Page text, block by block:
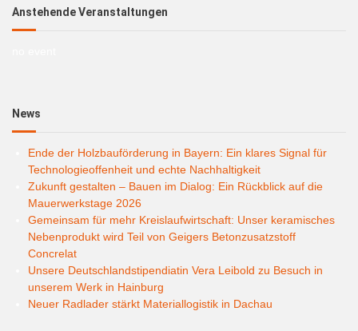
Anstehende Veranstaltungen
News
Ende der Holzbauförderung in Bayern: Ein klares Signal für
Technologieoffenheit und echte Nachhaltigkeit
Zukunft gestalten – Bauen im Dialog: Ein Rückblick auf die
Mauerwerkstage 2026
Gemeinsam für mehr Kreislaufwirtschaft: Unser keramisches
Nebenprodukt wird Teil von Geigers Betonzusatzstoff
Concrelat
Unsere Deutschlandstipendiatin Vera Leibold zu Besuch in
unserem Werk in Hainburg
Neuer Radlader stärkt Materiallogistik in Dachau